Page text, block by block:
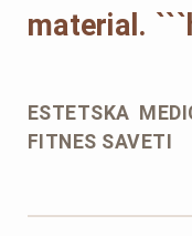
material.
ESTETSKA
FITNES SAVETI